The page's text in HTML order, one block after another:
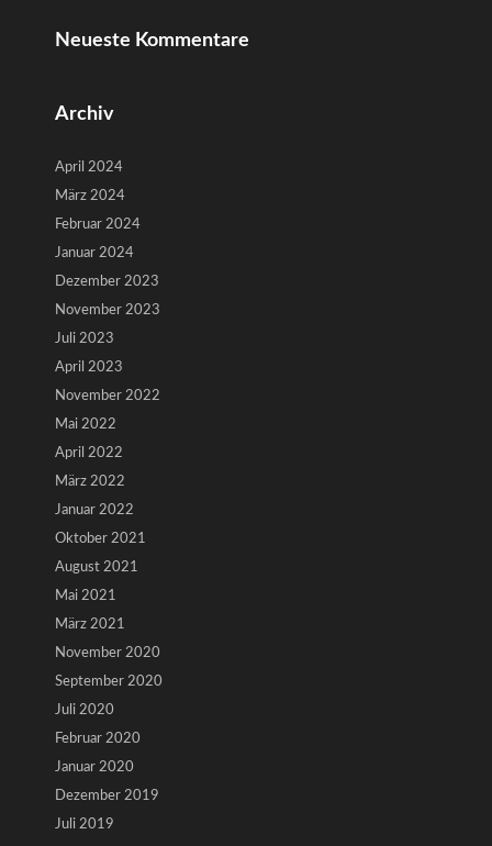
Neueste Kommentare
Archiv
April 2024
März 2024
Februar 2024
Januar 2024
Dezember 2023
November 2023
Juli 2023
April 2023
November 2022
Mai 2022
April 2022
März 2022
Januar 2022
Oktober 2021
August 2021
Mai 2021
März 2021
November 2020
September 2020
Juli 2020
Februar 2020
Januar 2020
Dezember 2019
Juli 2019